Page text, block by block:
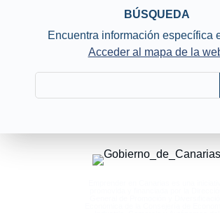
BÚSQUEDA
Encuentra información específica
Acceder al mapa de la